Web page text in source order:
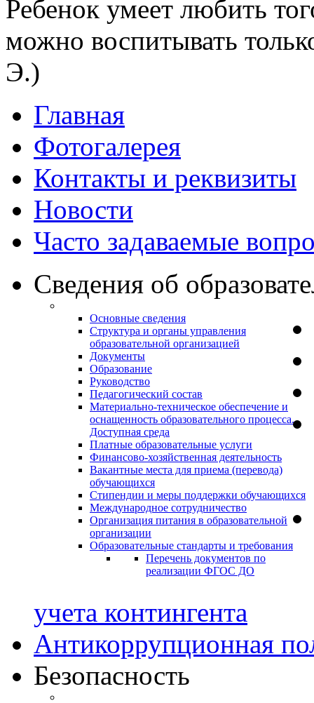
Ребенок умеет любить
можно воспитывать
Э.)
Главная
Фотогалерея
Контакты и реквизиты
Новости
Часто задаваемые
Сведения об
Основные сведения
Структура и органы управления
образовательной организацией
Документы
Образование
Руководство
Педагогический состав
Материально-техническое обеспечение и
оснащенность образовательного процесса.
Доступная среда
Платные образовательные услуги
Финансово-хозяйственная деятельность
Вакантные места для приема (перевода)
обучающихся
Стипендии и меры поддержки обучающихся
Международное сотрудничество
Организация питания в образовательной
организации
Образовательные стандарты и требования
Перечень документов по
реализации ФГОС ДО
учета контингента
Антикоррупционная
Безопасность